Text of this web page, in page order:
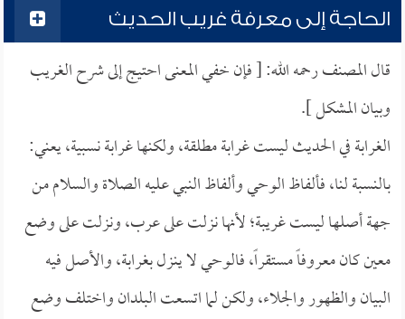
الحاجة إلى معرفة غريب الحديث
قال المصنف رحمه الله: [ فإن خفي المعنى احتيج إلى شرح الغريب
وبيان المشكل ].
الغرابة في الحديث ليست غرابة مطلقة، ولكنها غرابة نسبية، يعني:
بالنسبة لنا، فألفاظ الوحي وألفاظ النبي عليه الصلاة والسلام من
جهة أصلها ليست غريبة؛ لأنها نزلت على عرب، ونزلت على وضع
معين كان معروفاً مستقراً، فالوحي لا ينزل بغرابة، والأصل فيه
البيان والظهور والجلاء، ولكن لما اتسعت البلدان واختلف وضع